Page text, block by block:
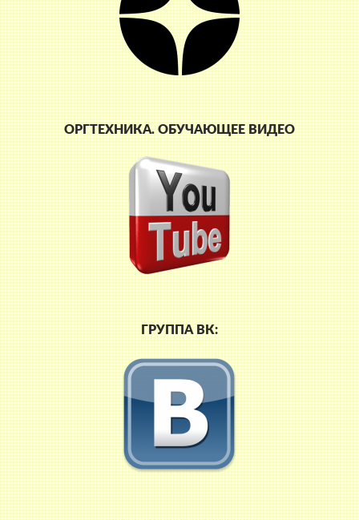
ОРГТЕХНИКА. ОБУЧАЮЩЕЕ ВИДЕО
ГРУППА ВК: